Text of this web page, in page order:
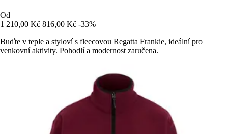
Od
1 210,00 Kč 816,00 Kč -33%
Buďte v teple a styloví s fleecovou Regatta Frankie, ideální pro
venkovní aktivity. Pohodlí a modernost zaručena.